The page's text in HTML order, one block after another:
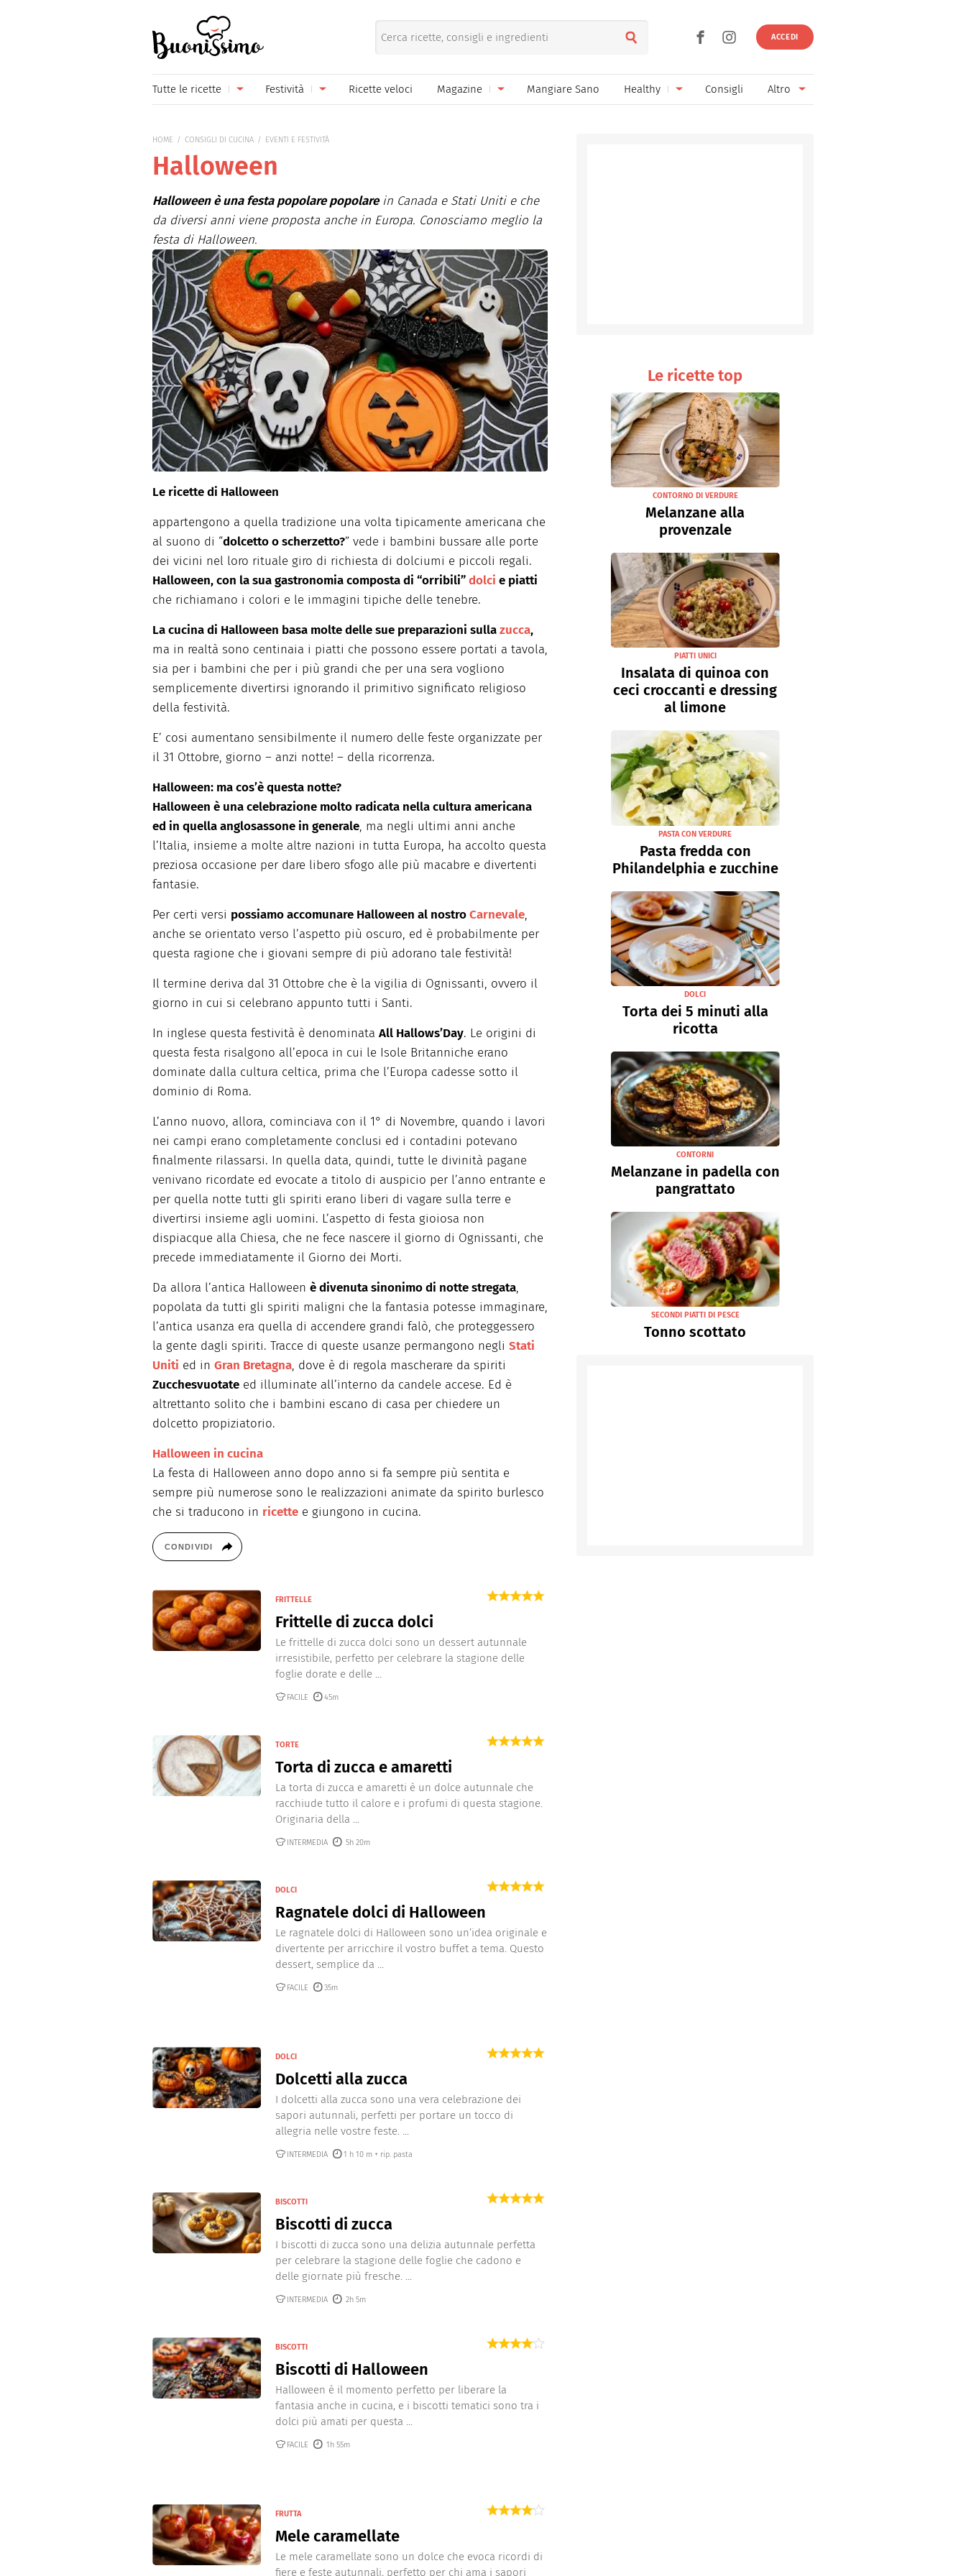
ACCEDI
Tutte le ricette
Primi piatti
Piatti unici Marmellate e confetture
Contorni
Formaggi Ricette di base
Frutta Bevande
Dolci
Festività
Festa della Mamma
Halloween
Natale
Pasqua
San Valentino
Ricette veloci Magazine Mangiare Sano Healthy Consigli Altro
HOME CONSIGLI DI CUCINA EVENTI E FESTIVITÀ
Halloween
Halloween è una festa popolare popolarein Canada e Stati Uniti e che
da diversi anni viene proposta anche in Europa. Conosciamo meglio la
festa di Halloween.
Le ricette di Halloween
appartengono a quella tradizione una volta tipicamente americana che
al suono di “dolcetto o scherzetto?” vede i bambini bussare alle porte
dei vicini nel loro rituale giro di richiesta di dolciumi e piccoli regali.
Halloween, con la sua gastronomia composta di “orribili”dolci e piatti
che richiamano i colori e le immagini tipiche delle tenebre.
La cucina di Halloween basa molte delle sue preparazioni sullazucca,
ma in realtà sono centinaia i piatti che possono essere portati a tavola,
sia per i bambini che per i più grandi che per una sera vogliono
semplicemente divertirsi ignorando il primitivo significato religioso
della festività.
E’ cosi aumentano sensibilmente il numero delle feste organizzate per
il 31 Ottobre, giorno – anzi notte! – della ricorrenza.
Halloween: ma cos’è questa notte?
Halloween è una celebrazione molto radicata nella cultura americana
ed in quella anglosassone in generale, ma negli ultimi anni anche
l’Italia, insieme a molte altre nazioni in tutta Europa, ha accolto questa
preziosa occasione per dare libero sfogo alle più macabre e divertenti
fantasie.
Per certi versi possiamo accomunare Halloween al nostroCarnevale,
anche se orientato verso l’aspetto più oscuro, ed è probabilmente per
questa ragione che i giovani sempre di più adorano tale festività!
Il termine deriva dal 31 Ottobre che è la vigilia di Ognissanti, ovvero il
giorno in cui si celebrano appunto tutti i Santi.
In inglese questa festività è denominata All Hallows’Day. Le origini di
questa festa risalgono all’epoca in cui le Isole Britanniche erano
dominate dalla cultura celtica, prima che l’Europa cadesse sotto il
dominio di Roma.
L’anno nuovo, allora, cominciava con il 1° di Novembre, quando i lavori
nei campi erano completamente conclusi ed i contadini potevano
finalmente rilassarsi. In quella data, quindi, tutte le divinità pagane
venivano ricordate ed evocate a titolo di auspicio per l’anno entrante e
per quella notte tutti gli spiriti erano liberi di vagare sulla terre e
divertirsi insieme agli uomini. L’aspetto di festa gioiosa non
dispiacque alla Chiesa, che ne fece nascere il giorno di Ognissanti, che
precede immediatamente il Giorno dei Morti.
Da allora l’antica Halloween è divenuta sinonimo di notte stregata,
popolata da tutti gli spiriti maligni che la fantasia potesse immaginare,
l’antica usanza era quella di accendere grandi falò, che proteggessero
la gente dagli spiriti. Tracce di queste usanze permangono negli Stati
Uniti ed in Gran Bretagna, dove è di regola mascherare da spiriti
Zucchesvuotate ed illuminate all’interno da candele accese. Ed è
altrettanto solito che i bambini escano di casa per chiedere un
dolcetto propiziatorio.
Halloween in cucina
La festa di Halloween anno dopo anno si fa sempre più sentita e
sempre più numerose sono le realizzazioni animate da spirito burlesco
che si traducono in ricette e giungono in cucina.
CONDIVIDI
FRITTELLE
Frittelle di zucca dolci
Le frittelle di zucca dolci sono un dessert autunnale
irresistibile, perfetto per celebrare la stagione delle
foglie dorate e delle ...
FACILE 45m
TORTE
Torta di zucca e amaretti
La torta di zucca e amaretti è un dolce autunnale che
racchiude tutto il calore e i profumi di questa stagione.
Originaria della ...
INTERMEDIA 5h 20m
DOLCI
Ragnatele dolci di Halloween
Le ragnatele dolci di Halloween sono un’idea originale e
divertente per arricchire il vostro buffet a tema. Questo
dessert, semplice da ...
FACILE 35m
DOLCI
Dolcetti alla zucca
I dolcetti alla zucca sono una vera celebrazione dei
sapori autunnali, perfetti per portare un tocco di
allegria nelle vostre feste. ...
INTERMEDIA 1 h 10 m + rip. pasta
BISCOTTI
Biscotti di zucca
I biscotti di zucca sono una delizia autunnale perfetta
per celebrare la stagione delle foglie che cadono e
delle giornate più fresche. ...
INTERMEDIA 2h 5m
BISCOTTI
Biscotti di Halloween
Halloween è il momento perfetto per liberare la
fantasia anche in cucina, e i biscotti tematici sono tra i
dolci più amati per questa ...
FACILE 1h 55m
FRUTTA
Mele caramellate
Le mele caramellate sono un dolce che evoca ricordi di
fiere e feste autunnali, perfetto per chi ama i sapori
Le ricette top
CONTORNO DI VERDURE
Melanzane alla
provenzale
PIATTI UNICI
Insalata di quinoa con
ceci croccanti e dressing
al limone
PASTA CON VERDURE
Pasta fredda con
Philandelphia e zucchine
DOLCI
Torta dei 5 minuti alla
ricotta
CONTORNI
Melanzane in padella con
pangrattato
SECONDI PIATTI DI PESCE
Tonno scottato